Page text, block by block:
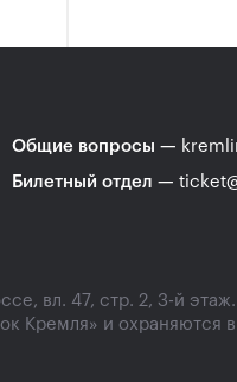
Общие вопросы —
Билетный отдел —
вл. 47, стр. 2, 3-й этаж.
Кремля» и охраняются в